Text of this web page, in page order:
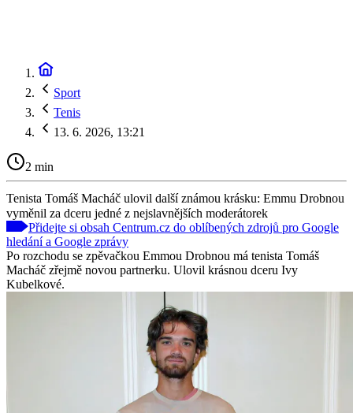
Sport
Tenis
13. 6. 2026, 13:21
2 min
Tenista Tomáš Macháč ulovil další známou krásku: Emmu Drobnou
vyměnil za dceru jedné z nejslavnějších moderátorek
Přidejte si obsah Centrum.cz do oblíbených zdrojů pro Google
hledání a Google zprávy
Po rozchodu se zpěvačkou Emmou Drobnou má tenista Tomáš
Macháč zřejmě novou partnerku. Ulovil krásnou dceru Ivy
Kubelkové.